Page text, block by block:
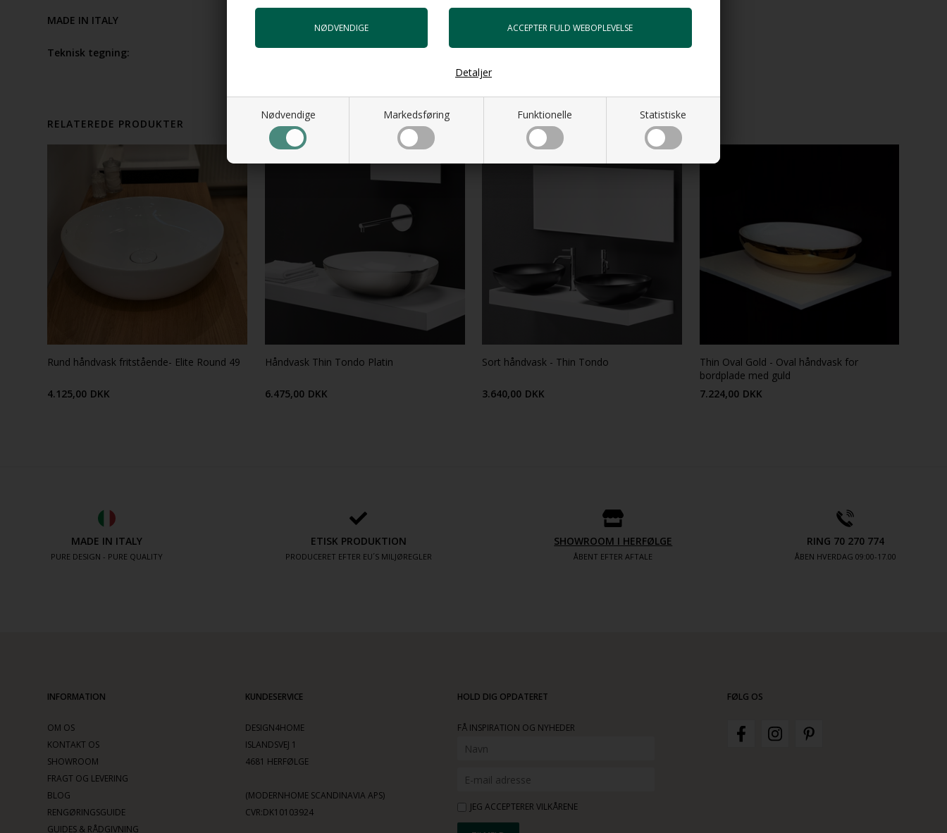
Nødvendige Markedsføring Funktionelle Statistiske
Detaljer
MADE IN ITALY
Teknisk tegning:
RELATEREDE PRODUKTER
Rund håndvask fritstående- Elite Round 49
4.125,00 DKK
Håndvask Thin Tondo Platin
6.475,00 DKK
Sort håndvask - Thin Tondo
3.640,00 DKK
Thin Oval Gold - Oval håndvask for
bordplade med guld
7.224,00 DKK
MADE IN ITALY
PURE DESIGN - PURE QUALITY
ETISK PRODUKTION
PRODUCERET EFTER EU´S MILJØREGLER
SHOWROOM I HERFØLGE
ÅBENT EFTER AFTALE
RING 70 270 774
ÅBEN HVERDAG 09:00-17.00
INFORMATION
OM OS
KONTAKT OS
SHOWROOM
FRAGT OG LEVERING
BLOG
RENGØRINGSGUIDE
GUIDES & RÅDGIVNING
KUNDESERVICE
DESIGN4HOME
ISLANDSVEJ 1
4681 HERFØLGE
(MODERNHOME SCANDINAVIA APS)
CVR:DK10103924
HOLD DIG OPDATERET
FÅ INSPIRATION OG NYHEDER
JEG ACCEPTERER VILKÅRENE
FØLG OS